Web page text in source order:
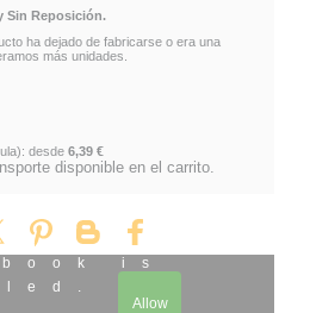
Sin Reposición.
ha dejado de fabricarse o era una
más unidades.
desde 6,39 €
disponible en el carrito.
is
Allow